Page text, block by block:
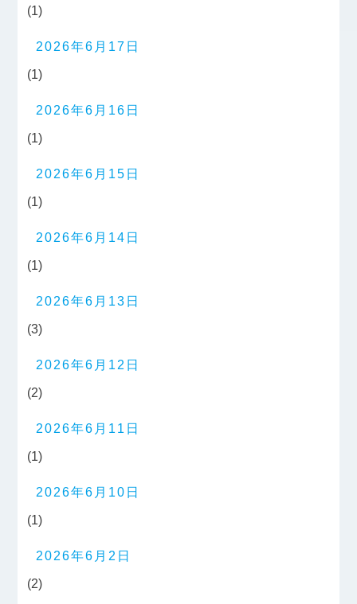
(1)
2026年6月17日
(1)
2026年6月16日
(1)
2026年6月15日
(1)
2026年6月14日
(1)
2026年6月13日
(3)
2026年6月12日
(2)
2026年6月11日
(1)
2026年6月10日
(1)
2026年6月2日
(2)